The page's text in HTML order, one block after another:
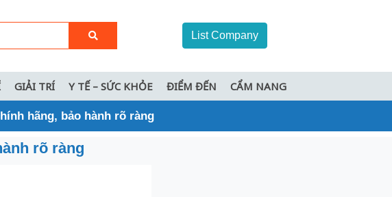
List Company
GIẢI TRÍ Y TẾ – SỨC KHỎE ĐIỂM ĐẾN CẨM NANG
hãng, bảo hành rõ ràng
rõ ràng